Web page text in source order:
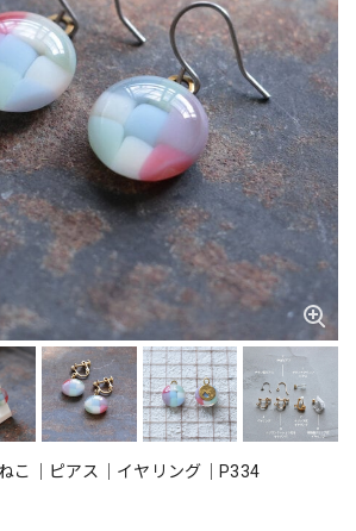
こ｜ピアス｜イヤリング｜P334